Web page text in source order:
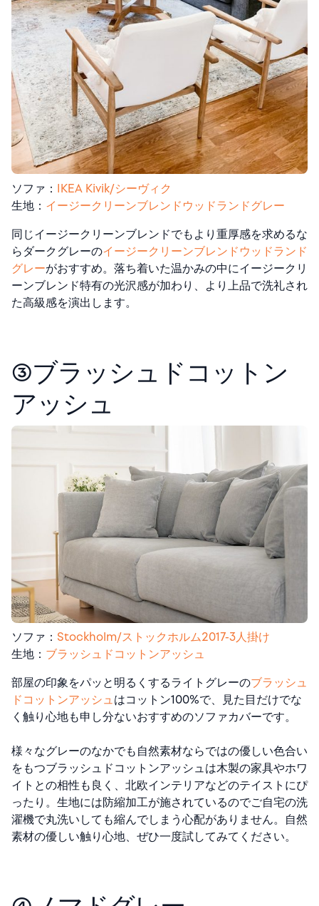
ソファ： IKEA Kivik/シーヴィク
生地： イージークリーンブレンドウッドランドグレー
同じイージークリーンブレンドでもより重厚感を求めるな
らダークグレーのイージークリーンブレンドウッドランド
グレーがおすすめ。落ち着いた温かみの中にイージークリ
ーンブレンド特有の光沢感が加わり、より上品で洗礼され
た高級感を演出します。
③ブラッシュドコットン
アッシュ
ソファ： Stockholm/ストックホルム2017-3人掛け
生地： ブラッシュドコットンアッシュ
部屋の印象をパッと明るくするライトグレーのブラッシュ
ドコットンアッシュ はコットン100%で、見た目だけでな
く触り心地も申し分ないおすすめのソファカバーです。
様々なグレーのなかでも自然素材ならではの優しい色合い
をもつブラッシュドコットンアッシュは木製の家具やホワ
イトとの相性も良く、北欧インテリアなどのテイストにぴ
ったり。生地には防縮加工が施されているのでご自宅の洗
濯機で丸洗いしても縮んでしまう心配がありません。自然
素材の優しい触り心地、ぜひ一度試してみてください。